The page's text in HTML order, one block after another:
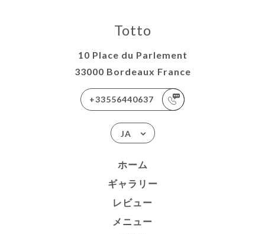
Totto
10 Place du Parlement
33000 Bordeaux France
+33556440637
JA
ホーム
ギャラリー
レビュー
メニュー